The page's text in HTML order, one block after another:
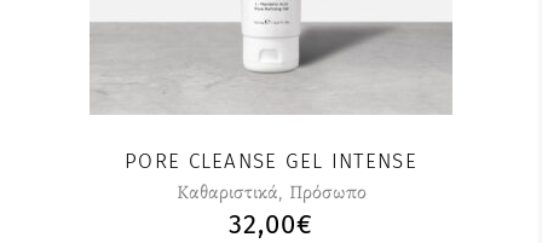
PORE CLEANSE GEL INTENSE
Καθαριστικά, Πρόσωπο
32,00€